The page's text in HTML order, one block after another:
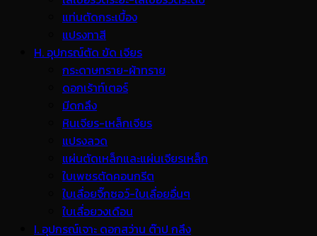
แท่นตัดกระเบื้อง
แปรงทาสี
H. อุปกรณ์ตัด ขัด เจียร
กระดาษทราย-ผ้าทราย
ดอกเร้าท์เตอร์
มีดกลึง
หินเจียร-เหล็กเจียร
แปรงลวด
แผ่นตัดเหล็กและแผ่นเจียรเหล็ก
ใบเพชรตัดคอนกรีต
ใบเลื่อยจิ๊กซอว์-ใบเลื่อยอื่นๆ
ใบเลื่อยวงเดือน
I. อุปกรณ์เจาะ ดอกสว่าน ต๊าป กลึง